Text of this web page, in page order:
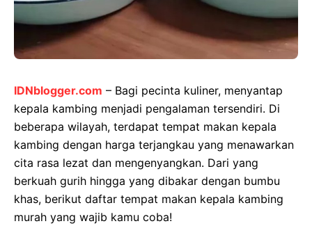
IDNblogger.com – Bagi pecinta kuliner, menyantap
kepala kambing menjadi pengalaman tersendiri. Di
beberapa wilayah, terdapat tempat makan kepala
kambing dengan harga terjangkau yang menawarkan
cita rasa lezat dan mengenyangkan. Dari yang
berkuah gurih hingga yang dibakar dengan bumbu
khas, berikut daftar tempat makan kepala kambing
murah yang wajib kamu coba!